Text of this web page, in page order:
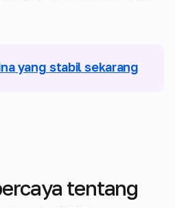
yang stabil sekarang
tentang